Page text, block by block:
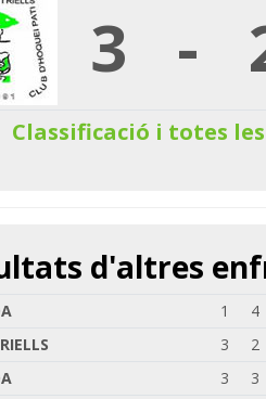
3 -
Classificació i totes
d'altres
1 4
3 2
3 3